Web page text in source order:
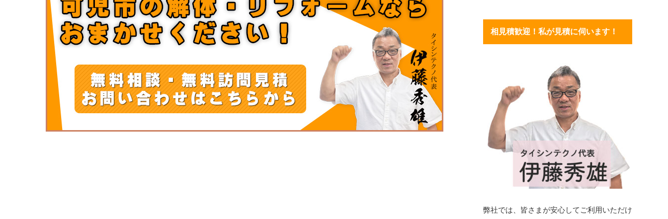
相見積歓迎！私が見積に伺います！
弊社では、皆さまが安心してご利用いただけ